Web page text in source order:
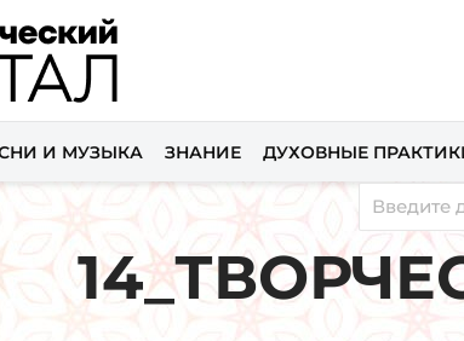
И МУЗЫКА ЗНАНИЕ ДУХОВНЫЕ